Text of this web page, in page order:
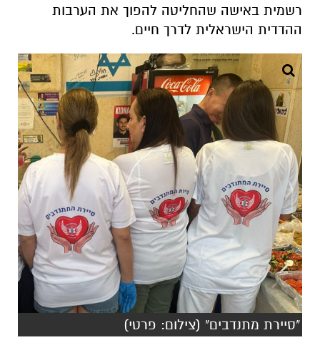
רשמית באישה שהחליטה להפוך את הערבות
ההדדית הישראלית לדרך חיים.
"סיירת מתנדבים" (צילום: פרטי)